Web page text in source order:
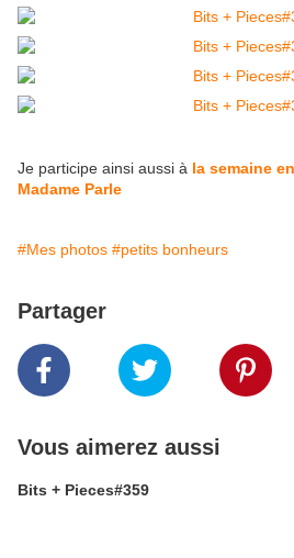
Je participe ainsi aussi à la semaine
Madame Parle
#Mes photos #petits bonheurs
Partager
Vous aimerez aussi
Bits + Pieces#359